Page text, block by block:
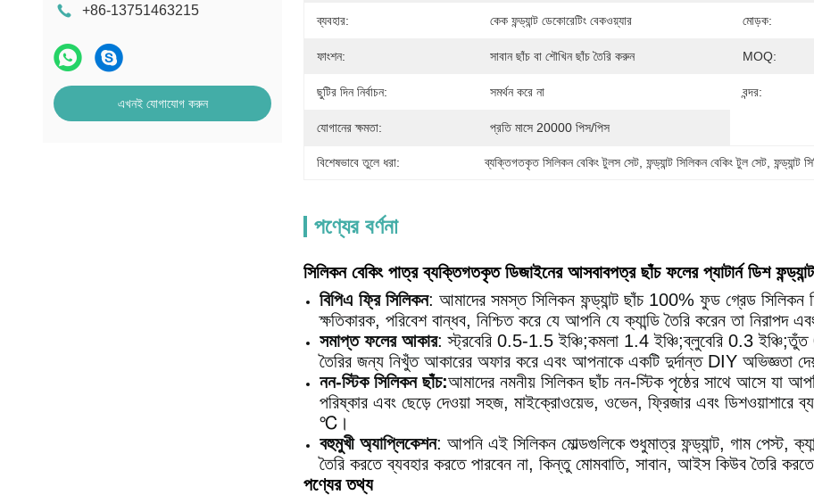
+86-13751463215
এখনই যোগাযোগ করুন
ব্যবহার: কেক ফন্ড্যান্ট ডেকোরেটিং বেকওয়্যার মোড়ক:
ফাংশন: সাবান ছাঁচ বা শৌখিন ছাঁচ তৈরি করুন MOQ:
ছুটির দিন নির্বাচন: সমর্থন করে না বন্দর:
যোগানের ক্ষমতা: প্রতি মাসে 20000 পিস/পিস
বিশেষভাবে তুলে ধরা: ব্যক্তিগতকৃত সিলিকন বেকিং টুলস সেট , ফন্ড্যান্ট সিলিকন বেকিং টুল সেট , ফন্ড্যান্ট
পণ্যের বর্ণনা
সিলিকন বেকিং পাত্র ব্যক্তিগতকৃত ডিজাইনের আসবাবপত্র ছাঁচ ফলের প্যাটার্ন ডিশ
বিপিএ ফ্রি সিলিকন: আমাদের সমস্ত সিলিকন ফন্ড্যান্ট ছাঁচ 100% ফুড গ্রেড সিলিকন
ক্ষতিকারক, পরিবেশ বান্ধব, নিশ্চিত করে যে আপনি যে ক্যান্ডি তৈরি করেন তা নিরাপদ
সমাপ্ত ফলের আকার: স্ট্রবেরি 0.5-1.5 ইঞ্চি;কমলা 1.4 ইঞ্চি;ব্লুবেরি 0.3
তৈরির জন্য নিখুঁত আকারের অফার করে এবং আপনাকে একটি দুর্দান্ত DIY অভিজ্ঞতা দেয়,
নন-স্টিক সিলিকন ছাঁচ:আমাদের নমনীয় সিলিকন ছাঁচ নন-স্টিক পৃষ্ঠের সাথে আসে যা
পরিষ্কার এবং ছেড়ে দেওয়া সহজ, মাইক্রোওয়েভ, ওভেন, ফ্রিজার এবং ডিশওয়াশারে
℃।
বহুমুখী অ্যাপ্লিকেশন: আপনি এই সিলিকন মোল্ডগুলিকে শুধুমাত্র ফন্ড্যান্ট, গাম পেস্ট,
তৈরি করতে ব্যবহার করতে পারবেন না, কিন্তু মোমবাতি, সাবান, আইস কিউব তৈরি
পণ্যের তথ্য